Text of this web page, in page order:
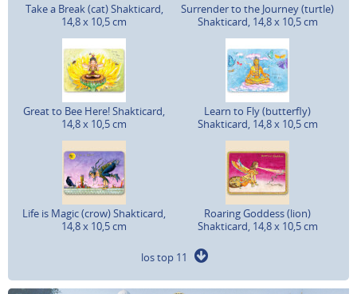
Take a Break (cat) Shakticard,
14,8 x 10,5 cm
Surrender to the Journey (turtle)
Shakticard, 14,8 x 10,5 cm
Great to Bee Here! Shakticard,
14,8 x 10,5 cm
Learn to Fly (butterfly)
Shakticard, 14,8 x 10,5 cm
Life is Magic (crow) Shakticard,
14,8 x 10,5 cm
Roaring Goddess (lion)
Shakticard, 14,8 x 10,5 cm
los top 11